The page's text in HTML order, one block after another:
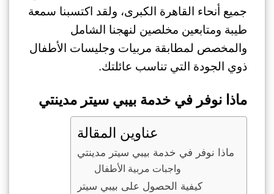
جميع أنحاء القاهرة الكبرى، ولقد اكتسبنا سمعة
طيبة ومتابعين مخلصين لنهجنا الشامل
والمخصص لمطابقة مربيات وجليسات الأطفال
ذوي الجودة التي تناسب عائلتك.
ماذا نوفر في خدمة بيبي سيتر مدينتي
عناوين المقالة
ماذا نوفر في خدمة بيبي سيتر مدينتي
واجبات مربية الأطفال
كيفية الحصول على بيبي سيتر